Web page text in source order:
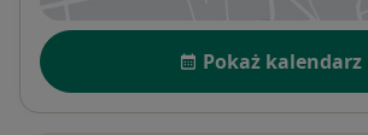
Dostępność
Pokaż kalendarz